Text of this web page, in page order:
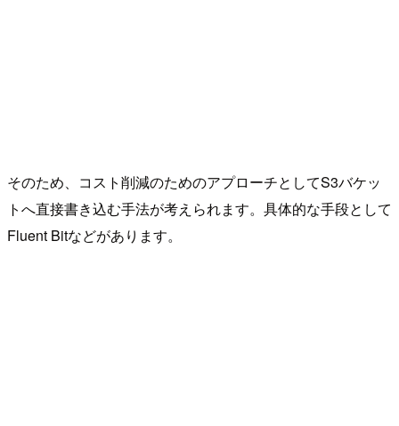
そのため、コスト削減のためのアプローチとしてS3バケッ
トへ直接書き込む手法が考えられます。具体的な手段として
Fluent Bitなどがあります。